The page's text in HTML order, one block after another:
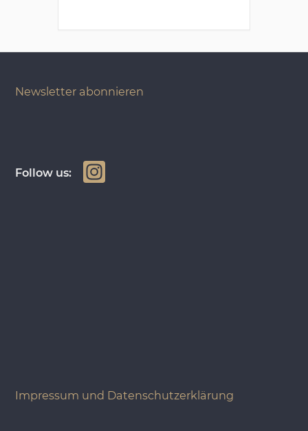
Newsletter abonnieren
Follow us:
Impressum und Datenschutzerklärung